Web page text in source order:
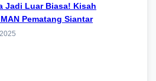
Jadi Luar Biasa! Kisah
Pematang Siantar